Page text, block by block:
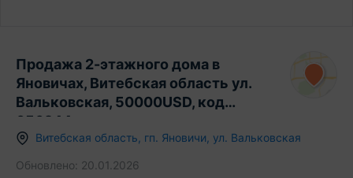
Продажа 2-этажного дома в
Яновичах, Витебская область ул.
Вальковская, 50000USD, код
656244
Витебская область гп. Яновичи ул. Вальковская
Обновлено: 20.01.2026